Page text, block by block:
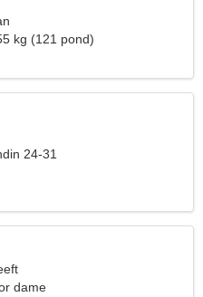
kg (121 pond)
24-31
dame